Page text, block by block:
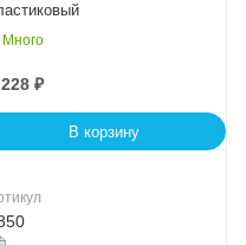
Много
₽
В корзину